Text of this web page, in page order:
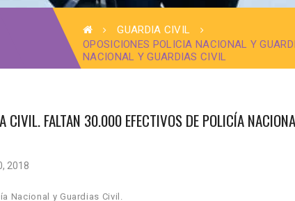
GUARDIA CIVIL
OPOSICIONES POLICIA NACIONAL Y
NACIONAL Y GUARDIAS CIVIL
CIVIL. FALTAN 30.000 EFECTIVOS DE POLICÍA
2018
Nacional y Guardias Civil.